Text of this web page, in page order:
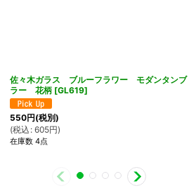
佐々木ガラス ブルーフラワー モダンタンブ
ラー 花柄 [GL619]
550円(税別)
(税込 : 605円)
在庫数 4点